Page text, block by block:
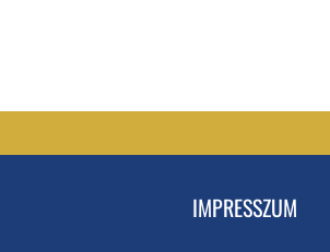
IMPRESSZUM